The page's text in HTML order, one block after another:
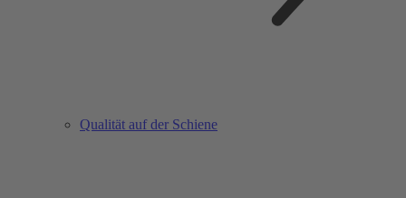
Qualität auf der Schiene